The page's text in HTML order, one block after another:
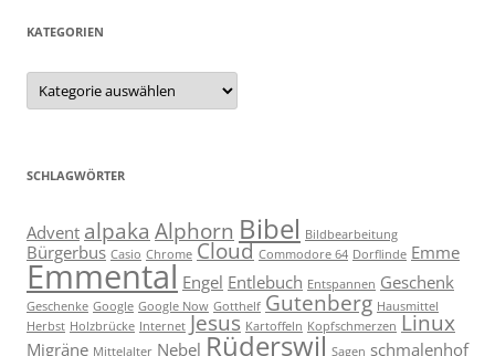
KATEGORIEN
Kategorien
SCHLAGWÖRTER
Advent alpaka Alphorn Bibel Bildbearbeitung
Bürgerbus Casio Chrome Cloud Commodore 64 Dorflinde Emme
Emmental Engel Entlebuch Entspannen Geschenk
Geschenke Google Google Now Gotthelf Gutenberg Hausmittel
Herbst Holzbrücke Internet Jesus Kartoffeln Kopfschmerzen Linux
Migräne Mittelalter Nebel Rüderswil Sagen schmalenhof